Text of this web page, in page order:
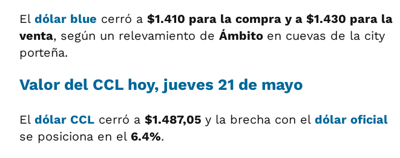
El dólar blue cerró a $1.410 para la compra y a $1.430 para la
venta, según un relevamiento de Ámbito en cuevas de la city
porteña.
Valor del CCL hoy, jueves 21 de mayo
El dólar CCL cerró a $1.487,05 y la brecha con el dólar oficial
se posiciona en el 6.4%.